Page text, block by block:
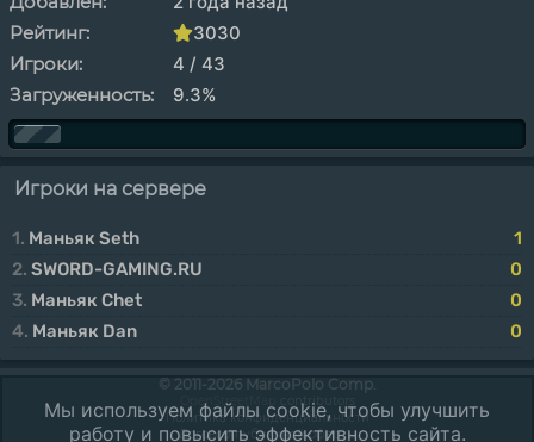
Рейтинг:
3030
Игроки:
4 / 43
Загруженность:
9.3%
Игроки на сервере
1. Маньяк Seth
1
2. SWORD-GAMING.RU
0
3. Маньяк Chet
0
4. Маньяк Dan 0
© 2011-2026 MarcoPolo Comp.
OpenStreetMap
contributors
Политика конфиденциальности
Договор публичной оферты
Мы используем файлы cookie, чтобы улучшить
работу и повысить эффективность сайта.